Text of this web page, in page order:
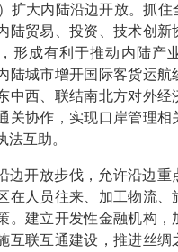
）扩大内陆沿边开放。抓
陆贸易、投资、技术创新
形成有利于推动内陆产
陆城市增开国际客货运航
中西、联结南北方对外经
关协作，实现口岸管理相
法互助。
边开放步伐，允许沿边重
在人员往来、加工物流、
。建立开发性金融机构，
互联互通建设，推进丝绸